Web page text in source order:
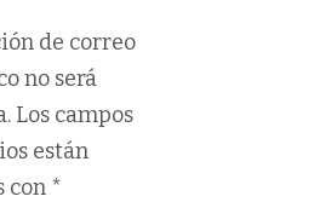
de correo
no será
Los campos
están
con *